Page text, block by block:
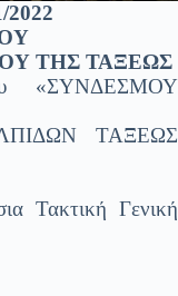
ΤΗΣ ΤΑΞΕΩΣ
«ΣΥΝΔΕΣΜΟΥ
ΤΑΞΕΩΣ
Τακτική Γενική